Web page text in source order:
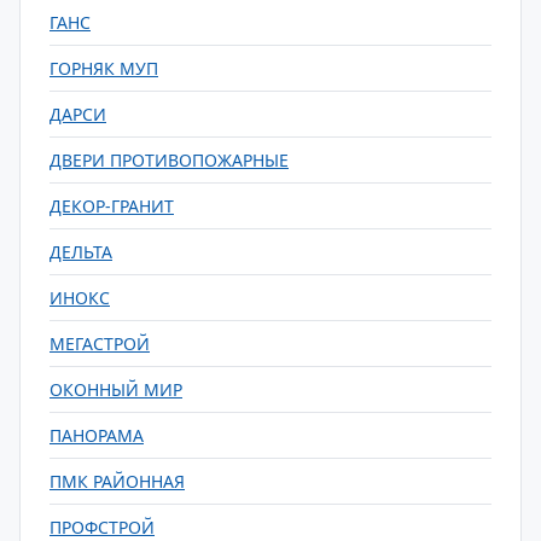
ГАНС
ГОРНЯК МУП
ДАРСИ
ДВЕРИ ПРОТИВОПОЖАРНЫЕ
ДЕКОР-ГРАНИТ
ДЕЛЬТА
ИНОКС
МЕГАСТРОЙ
ОКОННЫЙ МИР
ПАНОРАМА
ПМК РАЙОННАЯ
ПРОФСТРОЙ